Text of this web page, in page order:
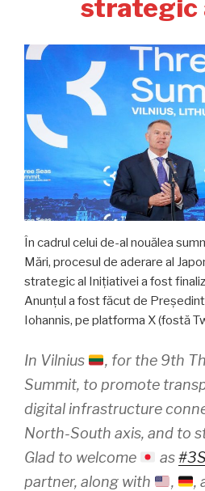
strategic
În cadrul celui de-al nouălea
Mări, procesul de aderare al
strategic al Inițiativei a fost
Anunțul a fost făcut de
Iohannis, pe platforma X (fostă
In Vilnius
, for the 9th
Summit, to promote
digital infrastructure
North-South axis, and to
Glad to welcome
as
partner, along with
,
,